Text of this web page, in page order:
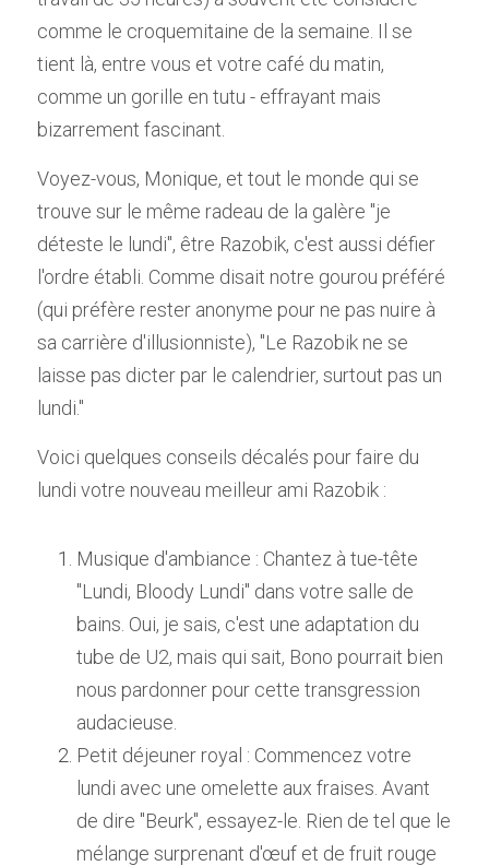
comme le croquemitaine de la semaine. Il se
tient là, entre vous et votre café du matin,
comme un gorille en tutu - effrayant mais
bizarrement fascinant.
Voyez-vous, Monique, et tout le monde qui se
trouve sur le même radeau de la galère "je
déteste le lundi", être Razobik, c'est aussi défier
l'ordre établi. Comme disait notre gourou préféré
(qui préfère rester anonyme pour ne pas nuire à
sa carrière d'illusionniste), "Le Razobik ne se
laisse pas dicter par le calendrier, surtout pas un
lundi."
Voici quelques conseils décalés pour faire du
lundi votre nouveau meilleur ami Razobik :
Musique d'ambiance : Chantez à tue-tête
"Lundi, Bloody Lundi" dans votre salle de
bains. Oui, je sais, c'est une adaptation du
tube de U2, mais qui sait, Bono pourrait bien
nous pardonner pour cette transgression
audacieuse.
Petit déjeuner royal : Commencez votre
lundi avec une omelette aux fraises. Avant
de dire "Beurk", essayez-le. Rien de tel que le
mélange surprenant d'œuf et de fruit rouge